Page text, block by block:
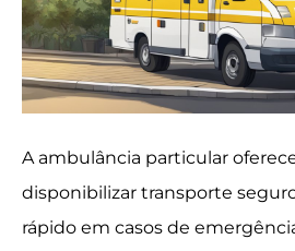
A ambulância particular
disponibilizar transporte
rápido em casos de